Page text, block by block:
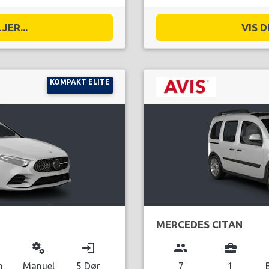
VIS
KOMPAKT ELITE
miscellaneous_services
Manuel
login
5 Dør
MERCEDES CITAN
group
7
business_center
1